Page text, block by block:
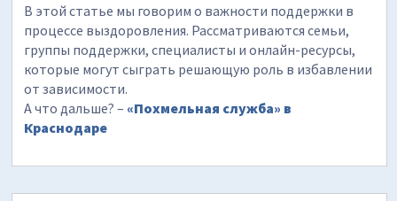
В этой статье мы говорим о важности поддержки в
процессе выздоровления. Рассматриваются семьи,
группы поддержки, специалисты и онлайн-ресурсы,
которые могут сыграть решающую роль в избавлении
от зависимости.
А что дальше? – «Похмельная служба» в
Краснодаре